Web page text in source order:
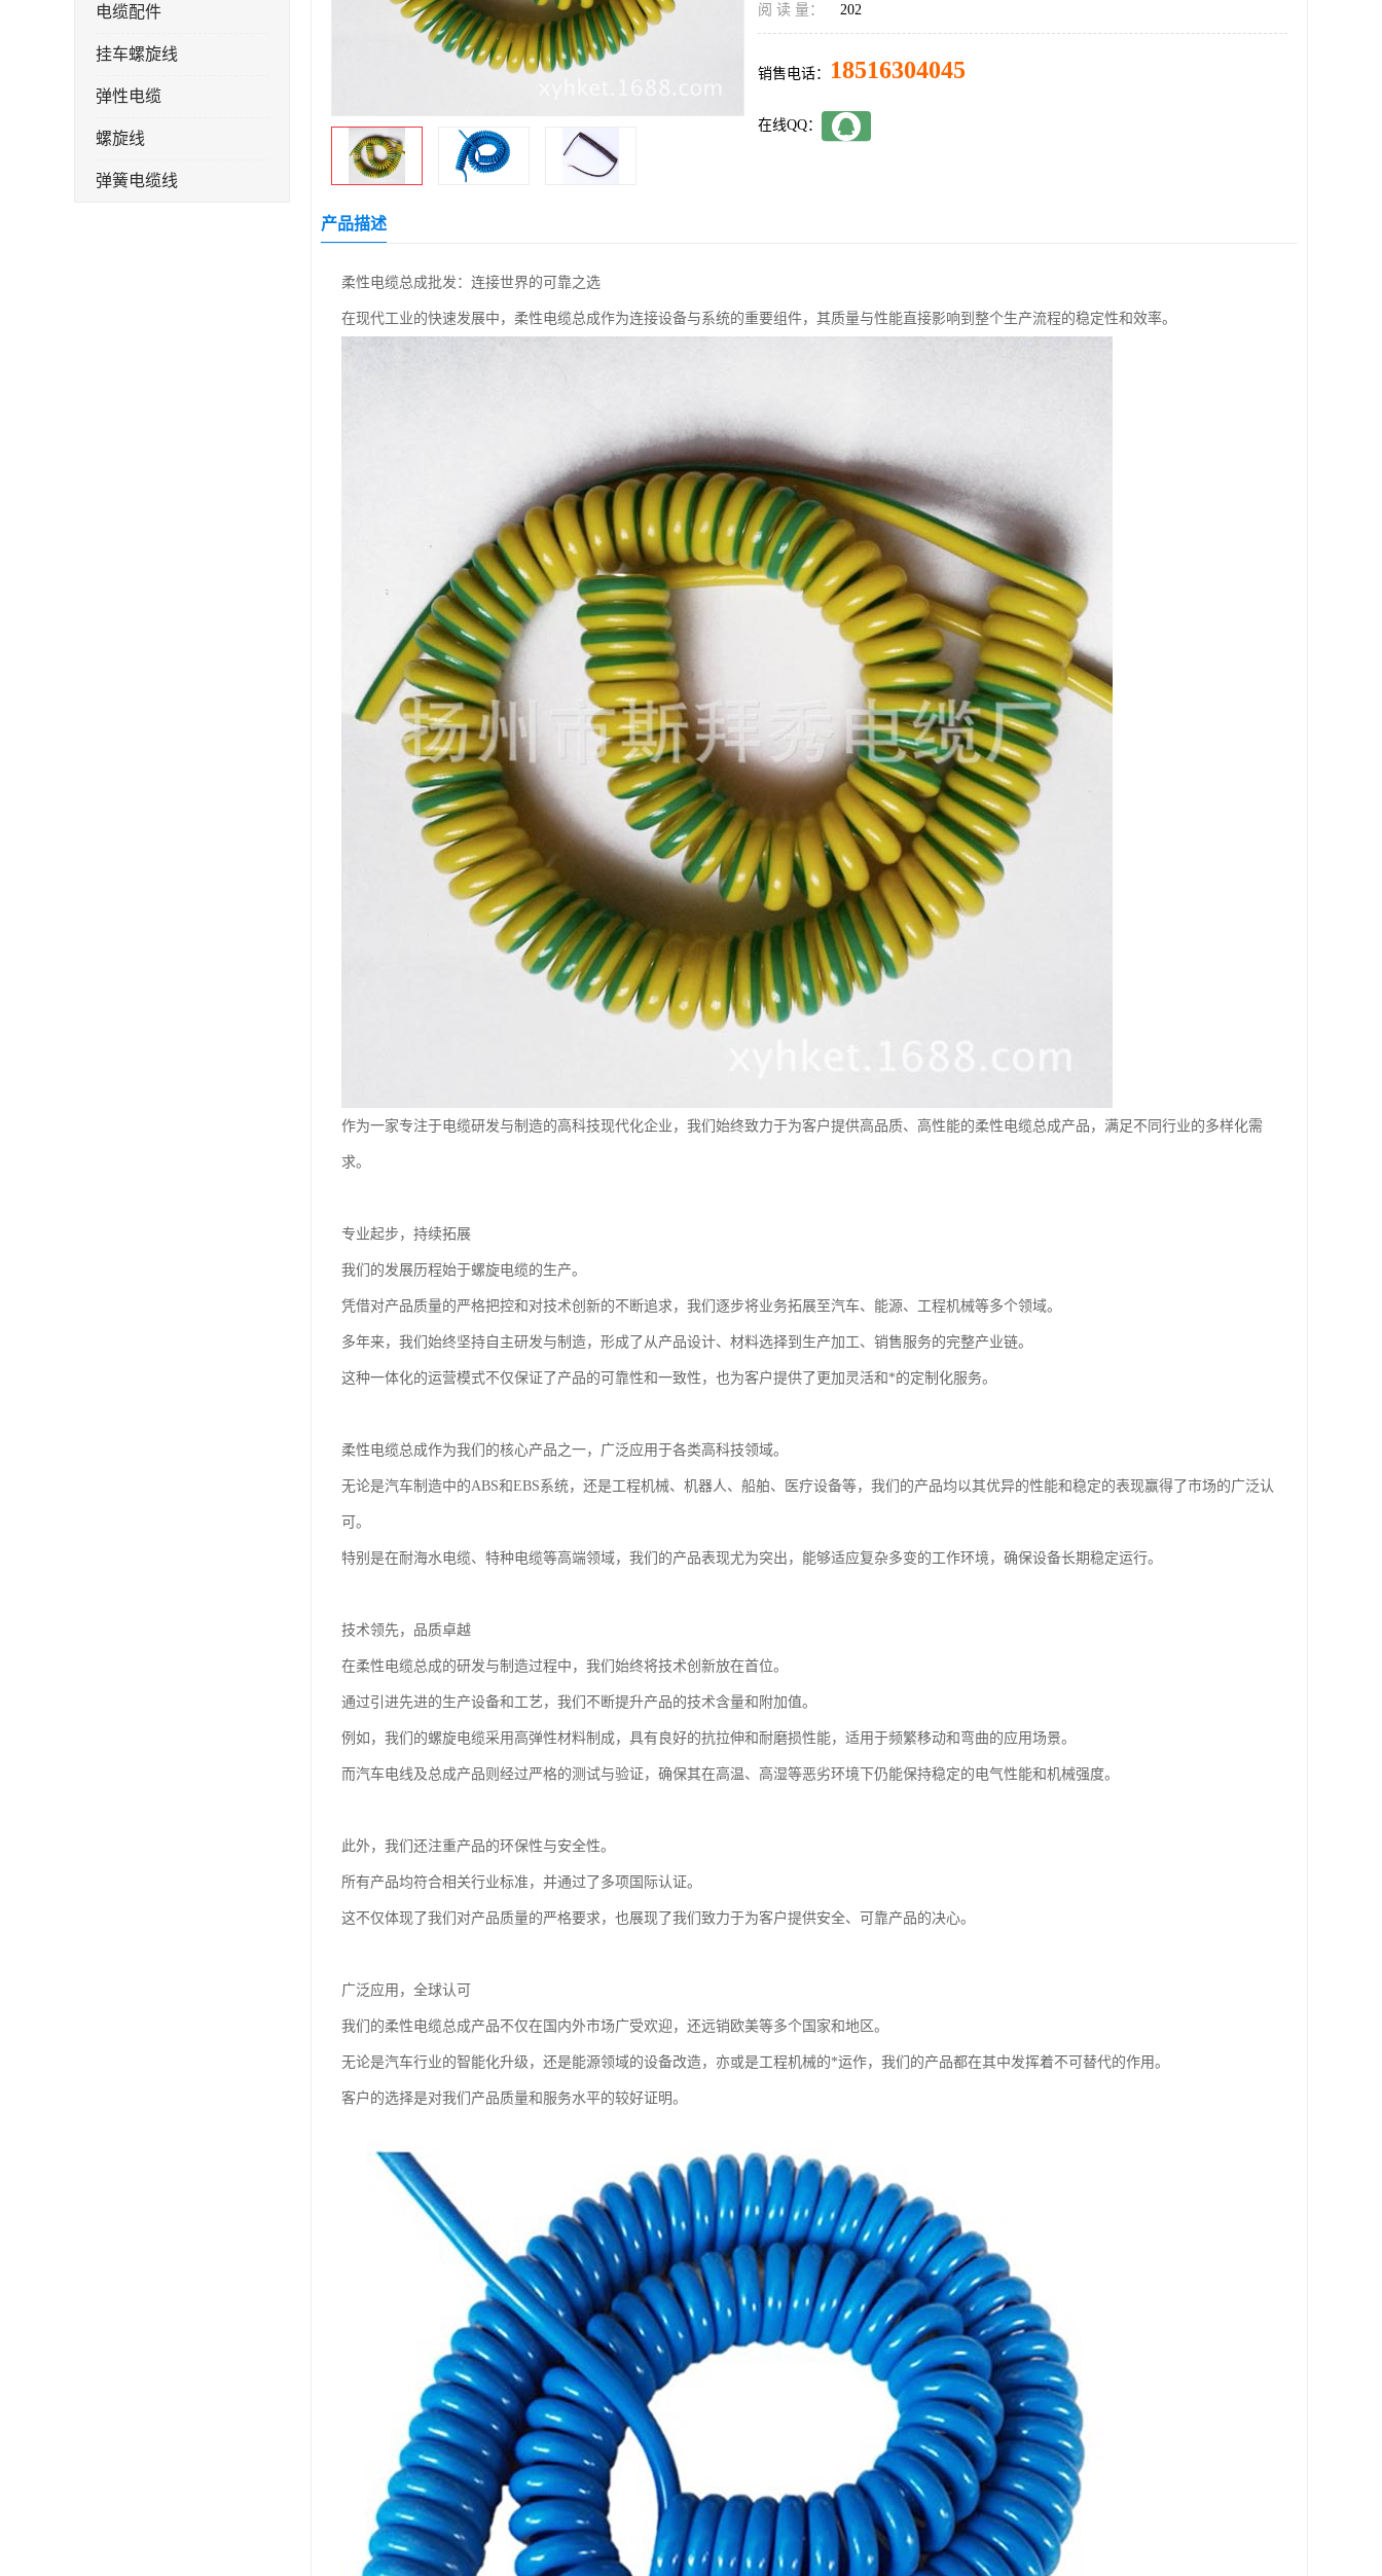
电缆配件
挂车螺旋线
弹性电缆
螺旋线
弹簧电缆线
阅 读 量： 202
销售电话： 18516304045
在线QQ：
产品描述
柔性电缆总成批发：连接世界的可靠之选
在现代工业的快速发展中，柔性电缆总成作为连接设备与系统的重要组件，其质量与性能直接影响到整个生产流程的稳定性和效率。
作为一家专注于电缆研发与制造的高科技现代化企业，我们始终致力于为客户提供高品质、高性能的柔性电缆总成产品，满足不同行业的多样化需
求。
专业起步，持续拓展
我们的发展历程始于螺旋电缆的生产。
凭借对产品质量的严格把控和对技术创新的不断追求，我们逐步将业务拓展至汽车、能源、工程机械等多个领域。
多年来，我们始终坚持自主研发与制造，形成了从产品设计、材料选择到生产加工、销售服务的完整产业链。
这种一体化的运营模式不仅保证了产品的可靠性和一致性，也为客户提供了更加灵活和*的定制化服务。
柔性电缆总成作为我们的核心产品之一，广泛应用于各类高科技领域。
无论是汽车制造中的ABS和EBS系统，还是工程机械、机器人、船舶、医疗设备等，我们的产品均以其优异的性能和稳定的表现赢得了市场的广泛认
可。
特别是在耐海水电缆、特种电缆等高端领域，我们的产品表现尤为突出，能够适应复杂多变的工作环境，确保设备长期稳定运行。
技术领先，品质卓越
在柔性电缆总成的研发与制造过程中，我们始终将技术创新放在首位。
通过引进先进的生产设备和工艺，我们不断提升产品的技术含量和附加值。
例如，我们的螺旋电缆采用高弹性材料制成，具有良好的抗拉伸和耐磨损性能，适用于频繁移动和弯曲的应用场景。
而汽车电线及总成产品则经过严格的测试与验证，确保其在高温、高湿等恶劣环境下仍能保持稳定的电气性能和机械强度。
此外，我们还注重产品的环保性与安全性。
所有产品均符合相关行业标准，并通过了多项国际认证。
这不仅体现了我们对产品质量的严格要求，也展现了我们致力于为客户提供安全、可靠产品的决心。
广泛应用，全球认可
我们的柔性电缆总成产品不仅在国内外市场广受欢迎，还远销欧美等多个国家和地区。
无论是汽车行业的智能化升级，还是能源领域的设备改造，亦或是工程机械的*运作，我们的产品都在其中发挥着不可替代的作用。
客户的选择是对我们产品质量和服务水平的较好证明。